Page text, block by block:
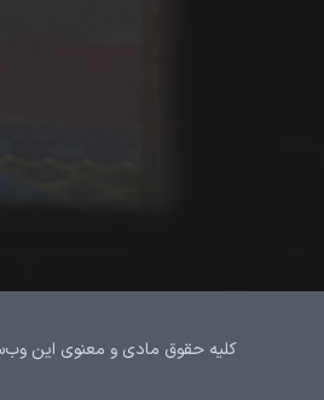
کلیه حقوق مادی و معنوی این